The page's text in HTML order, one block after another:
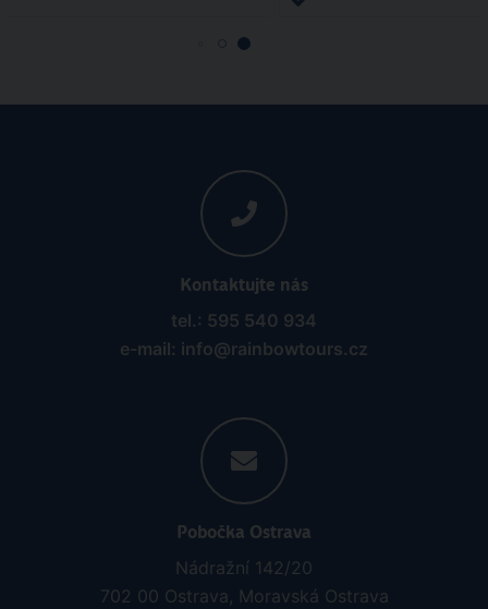
Kontaktujte nás
tel.: 595 540 934
e-mail: info@rainbowtours.cz
Pobočka Ostrava
Nádražní 142/20
702 00 Ostrava, Moravská Ostrava